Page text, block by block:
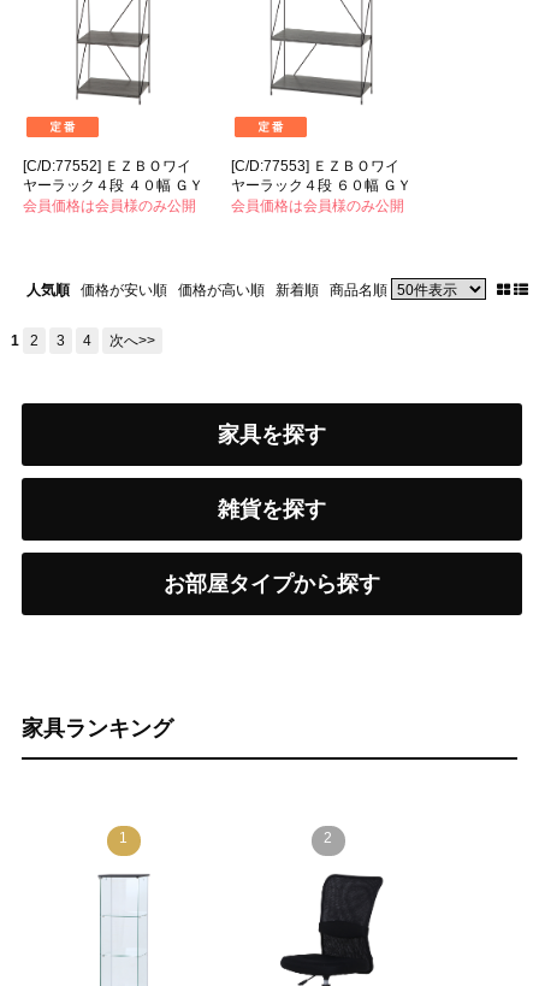
[C/D:77552] ＥＺＢＯワイ
ヤーラック４段 ４０幅 ＧＹ
会員価格は会員様のみ公開
[C/D:77553] ＥＺＢＯワイ
ヤーラック４段 ６０幅 ＧＹ
会員価格は会員様のみ公開
人気順 価格が安い順 価格が高い順 新着順 商品名順
1 2 3 4 次へ>>
家具を探す
雑貨を探す
お部屋タイプから探す
家具ランキング
1 2